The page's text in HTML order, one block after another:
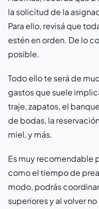
la solicitud de la
Para ello, revisá que
estén en orden. De lo
posible.
Todo ello te será de
gastos que suele
traje, zapatos, el
de bodas, la
miel, y más.
Es muy recomendable
como el tiempo de
modo, podrás
superiores y al volver